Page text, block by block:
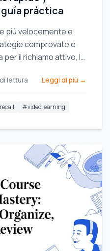
guía práctica
più velocemente e
comprovate e
il richiamo attivo, la
lettura Leggi di più →
#video learning